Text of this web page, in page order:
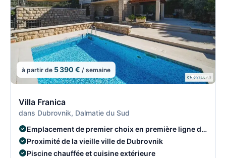
à partir de 5 390 € / semaine
Villa Franica
dans Dubrovnik, Dalmatie du Sud
Emplacement de premier choix en première ligne de
mer
Proximité de la vieille ville de Dubrovnik
Piscine chauffée et cuisine extérieure